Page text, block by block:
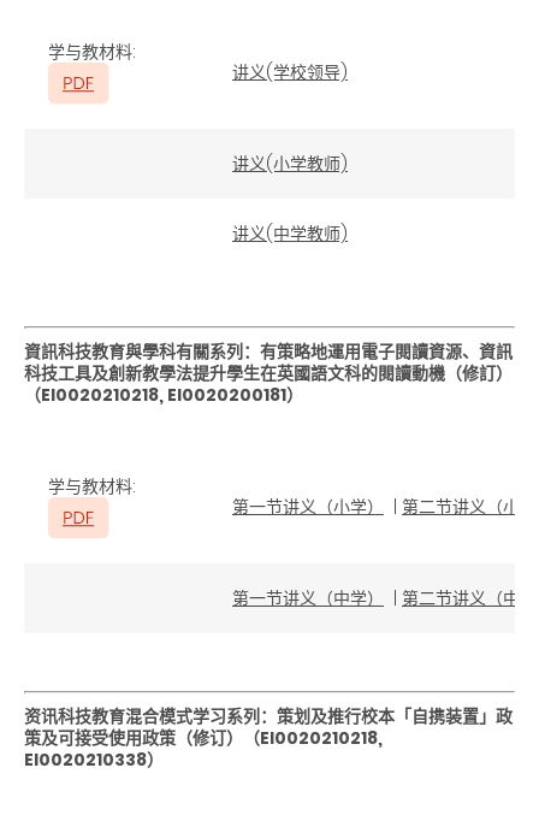
学与教材料:
讲义(学校领导)
讲义(小学教师)
讲义(中学教师)
資訊科技教育與學科有關系列：有策略地運用電子閱讀資源、資訊
科技工具及創新教學法提升學生在英國語文科的閱讀動機（修訂）
（EI0020210218, EI0020200181）
学与教材料:
第一节讲义（小学）
| 第二节讲义（小
第一节讲义（中学） | 第二节讲义（中
资讯科技教育混合模式学习系列：策划及推行校本「自携装置」政
策及可接受使用政策（修订）（EI0020210218,
EI0020210338）